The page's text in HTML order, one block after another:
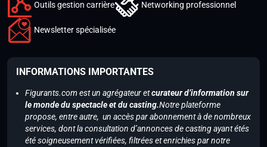
Outils gestion carrière Networking professionnel
Newsletter spécialisée
INFORMATIONS IMPORTANTES
Figurants.com est un agrégateur etcurateur d’information sur
le monde du spectacle et du casting.Notre plateforme
propose, entre autre, un accès par abonnement à de nombreux
services, dont la consultation d’annonces de casting ayant étés
été soigneusement vérifiées, filtrées et enrichies par notre